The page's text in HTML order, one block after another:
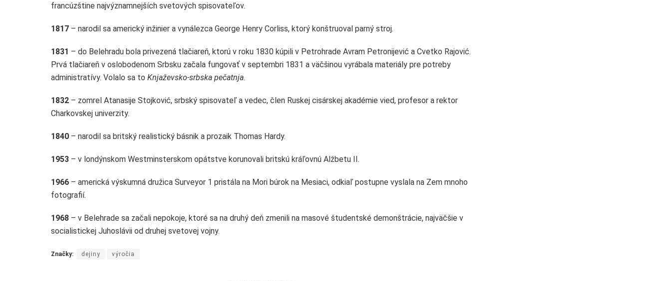
francúzštine najvýznamnejších svetových spisovateľov.
1817 – narodil sa americký inžinier a vynálezca George Henry Corliss, ktorý konštruoval parný stroj.
1831 – do Belehradu bola privezená tlačiareň, ktorú v roku 1830 kúpili v Petrohrade Avram Petronijević a Cvetko Rajović.
Prvá tlačiareň v oslobodenom Srbsku začala fungovať v septembri 1831 a väčšinou vyrábala materiály pre potreby
administratívy. Volalo sa to Knjaževsko-srbska pečatnja.
1832 – zomrel Atanasije Stojković, srbský spisovateľ a vedec, člen Ruskej cisárskej akadémie vied, profesor a rektor
Charkovskej univerzity.
1840 – narodil sa britský realistický básnik a prozaik Thomas Hardy.
1953 – v londýnskom Westminsterskom opátstve korunovali britskú kráľovnú Alžbetu II.
1966 – americká výskumná družica Surveyor 1 pristála na Mori búrok na Mesiaci, odkiaľ postupne vyslala na Zem mnoho
fotografií.
1968 – v Belehrade sa začali nepokoje, ktoré sa na druhý deň zmenili na masové študentské demonštrácie, najväčšie v
socialistickej Juhoslávii od druhej svetovej vojny.
Značky: dejiny výročia